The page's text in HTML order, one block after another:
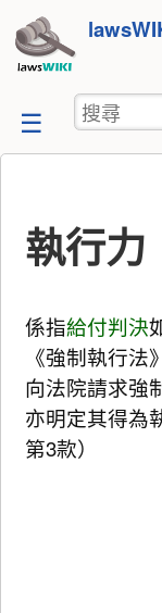
跳
至
容
搜
尋
執行力
係指給付判決
《強制執行法
向法院請求強
亦明定其得為
第3款）